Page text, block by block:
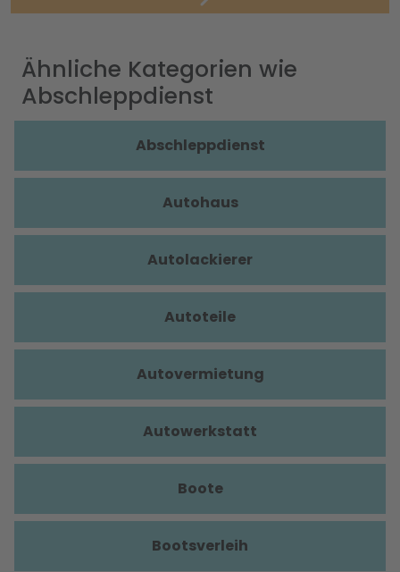
Ähnliche Kategorien wie
Abschleppdienst
Abschleppdienst
Autohaus
Autolackierer
Autoteile
Autovermietung
Autowerkstatt
Boote
Bootsverleih